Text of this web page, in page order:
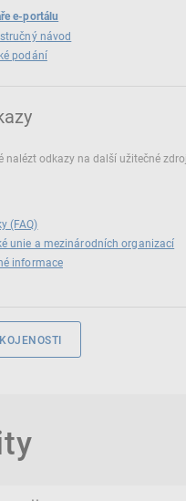
e-portálu
návod
podání
nalézt odkazy na další užitečné
(FAQ)
unie a mezinárodních organizací
informace